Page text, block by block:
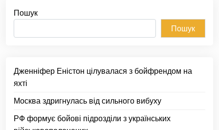
Пошук
Пошук
Дженніфер Еністон цілувалася з бойфрендом на
яхті
Москва здригнулась від сильного вибуху
РФ формує бойові підрозділи з українських